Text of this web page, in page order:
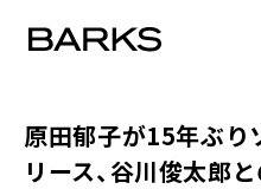
原田郁子が15年ぶり
リース、谷川俊太郎